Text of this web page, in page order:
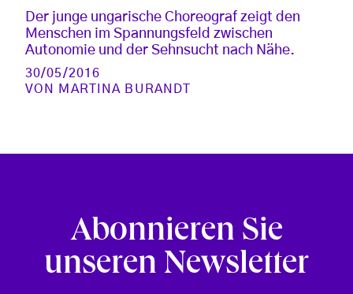
Der junge ungarische Choreograf zeigt den
Menschen im Spannungsfeld zwischen
Autonomie und der Sehnsucht nach Nähe.
30/05/2016
VON MARTINA BURANDT
Abonnieren Sie
unseren Newsletter